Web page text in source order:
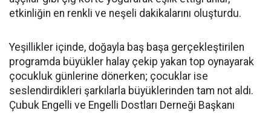
etkinliğin en renkli ve neşeli dakikalarını oluşturdu.
Yeşillikler içinde, doğayla baş başa gerçekleştirilen
programda büyükler halay çekip yakan top oynayarak
çocukluk günlerine dönerken; çocuklar ise
seslendirdikleri şarkılarla büyüklerinden tam not aldı.
Çubuk Engelli ve Engelli Dostları Derneği Başkanı